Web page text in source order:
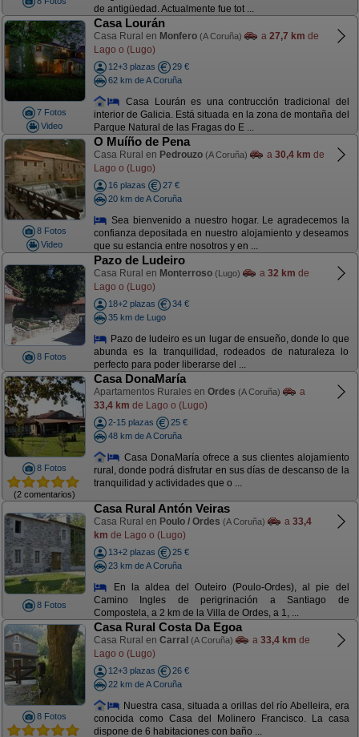
de antigüedad. Actualmente fue tot ...
7 Fotos
Video
Casa Lourán
Casa Rural en Monfero (A Coruña) a 27,7 km de
Lago o (Lugo)
12+3 plazas
29 €
62 km de A Coruña
Casa Lourán es una contrucción tradicional del
interior de Galicia. Está situada en la zona de montaña del
Parque Natural de las Fragas do E ...
8 Fotos
Video
O Muíño de Pena
Casa Rural en Pedrouzo (A Coruña) a 30,4 km de
Lago o (Lugo)
16 plazas
27 €
20 km de A Coruña
Sea bienvenido a nuestro hogar. Le agradecemos la
confianza depositada en nuestro alojamiento y deseamos
que su estancia entre nosotros y en ...
8 Fotos
Pazo de Ludeiro
Casa Rural en Monterroso (Lugo) a 32 km de
Lago o (Lugo)
18+2 plazas
34 €
35 km de Lugo
Pazo de ludeiro es un lugar de ensueño, donde lo que
abunda es la tranquilidad, rodeados de naturaleza lo
perfecto para poder liberarse del ...
8 Fotos
(2 comentarios)
Casa DonaMaría
Apartamentos Rurales en Ordes (A Coruña)
a
33,4 km de Lago o (Lugo)
2-15 plazas
25 €
48 km de A Coruña
Casa DonaMaría ofrece a sus clientes alojamiento
rural, donde podrá disfrutar en sus días de descanso de la
tranquilidad y actividades que o ...
8 Fotos
Casa Rural Antón Veiras
Casa Rural en Poulo / Ordes (A Coruña) a 33,4
km de Lago o (Lugo)
13+2 plazas
25 €
23 km de A Coruña
En la aldea del Outeiro (Poulo-Ordes), al pie del
Camino Ingles de perigrinación a Santiago de
Compostela, a 2 km de la Villa de Ordes, a 1, ...
8 Fotos
Casa Rural Costa Da Egoa
Casa Rural en Carral (A Coruña) a 33,4 km de
Lago o (Lugo)
12+3 plazas
26 €
22 km de A Coruña
Nuestra casa, situada a orillas del río Abelleira, era
conocida como Casa del Molinero Francisco. La casa
dispone de 6 habitaciones con baño ...